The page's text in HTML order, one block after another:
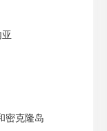
密克隆岛